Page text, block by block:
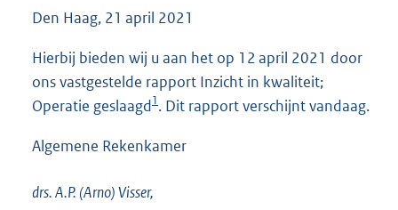
Den Haag, 21 april 2021
Hierbij bieden wij u aan het op 12 april 2021 door
ons vastgestelde rapport Inzicht in kwaliteit;
Operatie geslaagd1. Dit rapport verschijnt vandaag.
Algemene Rekenkamer
drs. A.P. (Arno)Visser,